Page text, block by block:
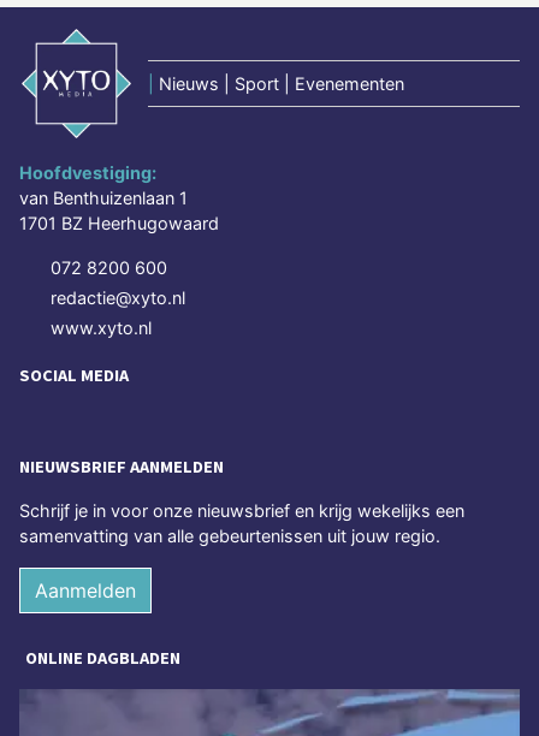
Nieuws | Sport | Evenementen
Hoofdvestiging:
van Benthuizenlaan 1
1701 BZ Heerhugowaard
072 8200 600
redactie@xyto.nl
www.xyto.nl
SOCIAL MEDIA
NIEUWSBRIEF AANMELDEN
Schrijf je in voor onze nieuwsbrief en krijg wekelijks een
samenvatting van alle gebeurtenissen uit jouw regio.
Aanmelden
ONLINE DAGBLADEN